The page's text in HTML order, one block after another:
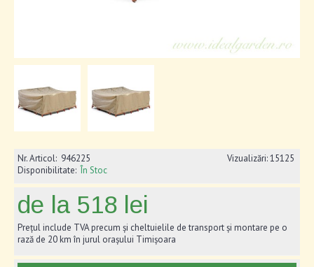
Vizualizări: 15125
Nr. Articol: 946225
Disponibilitate: În Stoc
de la 518 lei
Prețul include TVA precum și cheltuielile de transport și montare pe o
rază de 20 km în jurul orașului Timișoara